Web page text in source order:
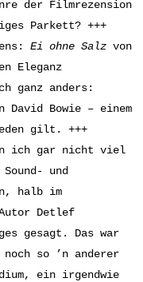
der Filmrezension
Parkett? +++
Ei ohne Salz von
Eleganz
ganz anders:
David Bowie – einem
gilt. +++
ich gar nicht viel
und
halb im
Detlef
gesagt. Das war
so ’n anderer
ein irgendwie